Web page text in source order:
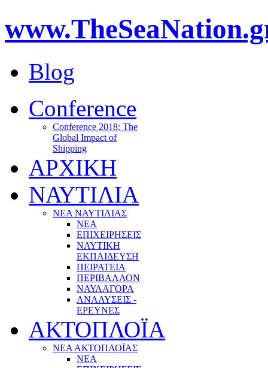
Blog
Conference
Conference 2018: The
Global Impact of
Shipping
ΑΡΧΙΚΗ
ΝΑΥΤΙΛΙΑ
ΝΕΑ ΝΑΥΤΙΛΙΑΣ
ΝΕΑ
ΕΠΙΧΕΙΡΗΣΕΙΣ
ΝΑΥΤΙΚΗ
ΕΚΠΑΙΔΕΥΣΗ
ΠΕΙΡΑΤΕΙΑ
ΠΕΡΙΒΑΛΛΟΝ
ΝΑΥΛΑΓΟΡΑ
ΑΝΑΛΥΣΕΙΣ -
ΕΡΕΥΝΕΣ
ΑΚΤΟΠΛΟΪΑ
ΝΕΑ ΑΚΤΟΠΛΟΪΑΣ
ΝΕΑ